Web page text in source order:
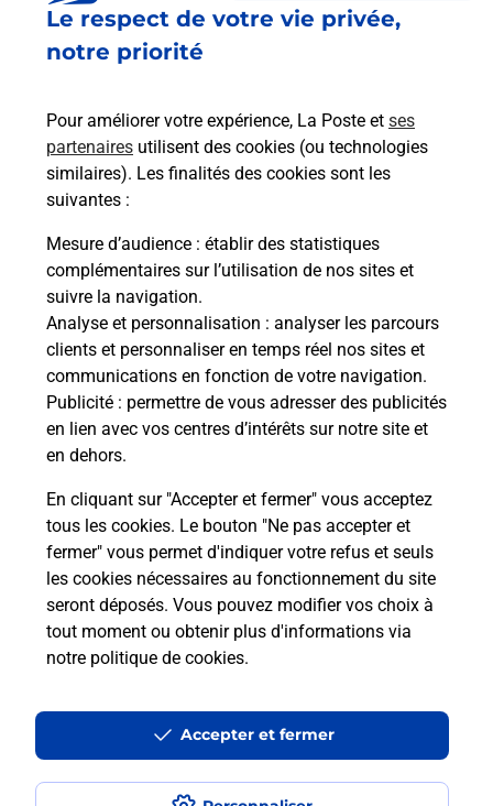
Le respect de votre vie privée,
notre priorité
Pour améliorer votre expérience, La Poste et ses
partenaires utilisent des cookies (ou technologies
similaires). Les finalités des cookies sont les
suivantes :
Mesure d’audience : établir des statistiques
complémentaires sur l’utilisation de nos sites et
suivre la navigation.
Analyse et personnalisation : analyser les parcours
clients et personnaliser en temps réel nos sites et
communications en fonction de votre navigation.
Publicité : permettre de vous adresser des publicités
en lien avec vos centres d’intérêts sur notre site et
en dehors.
En cliquant sur "Accepter et fermer" vous acceptez
tous les cookies. Le bouton "Ne pas accepter et
fermer" vous permet d'indiquer votre refus et seuls
les cookies nécessaires au fonctionnement du site
seront déposés. Vous pouvez modifier vos choix à
tout moment ou obtenir plus d'informations via
notre politique de cookies.
Accepter et fermer
Est-il possible d’acheter un
emballage directement depuis un
Comment demander une
modification de livraison ?
Comment La Poste participe-t-elle
à votre sécurité au quotidien ?
Puis-je passer mon code de la route
avec La Poste et sous quelles
conditions ?
Localiser Liste Ain NIVIGNE ET SURAN
Accessibilité : partiellement conforme
Conditions contractuelles